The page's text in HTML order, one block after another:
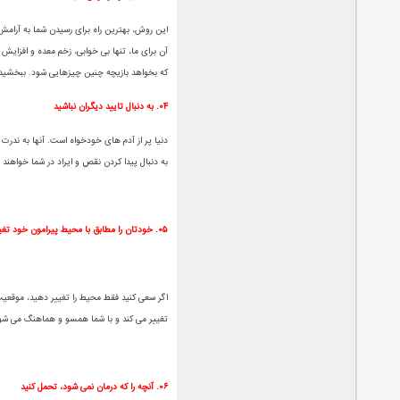
این روش، بهترین راه برای رسیدن شما به
آن برای ما، تنها بی خوابی، زخم معده و
که بخواهد بازیچه چنین چیزهایی شود.
۰۴. به دنبال تایید دیگران نباشید
دنیا پر از آدم های خودخواه است. آنها به
به دنبال پیدا کردن نقص و ایراد در شما
۰۵. خودتان را مطابق با محیط پیرامون خود تغییر دهید
اگر سعی کنید فقط محیط را تغییر دهید،
تغییر می کند و با شما همسو و هماهنگ می
۰۶. آنچه را که درمان نمی شود، تحمل کنید